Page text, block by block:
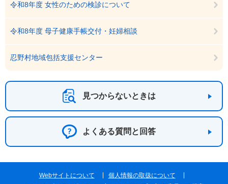
令和8年度 女性のための検診について
令和8年度 母子健康手帳交付・妊婦相談
忍野村地域包括支援センター
見つからないときは
よくある質問と回答
Webサイトについて
個人情報の取扱について